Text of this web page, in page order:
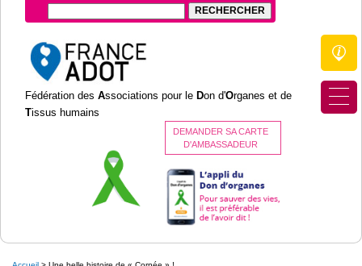
Fédération des Associations pour le Don d'Organes et de
Tissus humains
DEMANDER SA CARTE
D'AMBASSADEUR